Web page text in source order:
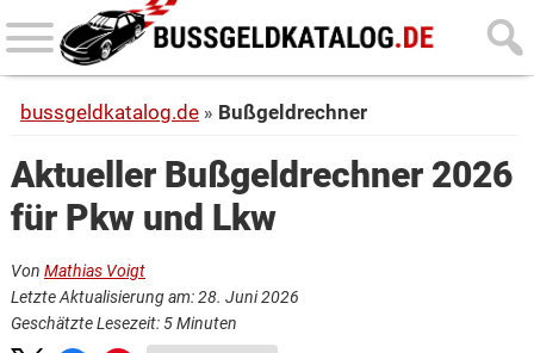
Skip
to
content
Skip
to
sidebar
bussgeldkatalog.de Bußgeldrechner
Aktueller Bußgeldrechner 2026
für Pkw und Lkw
Von Mathias Voigt
Letzte Aktualisierung am: 28. Juni 2026
Geschätzte Lesezeit: 5Minuten